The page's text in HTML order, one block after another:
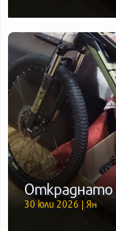
Откраднато
30 юли 2026 | Ян